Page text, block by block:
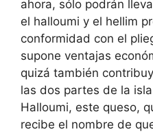
ahora, sólo podrán
el halloumi y el hellim
conformidad con el
supone ventajas
quizá también
las dos partes de la
Halloumi, este queso,
recibe el nombre de